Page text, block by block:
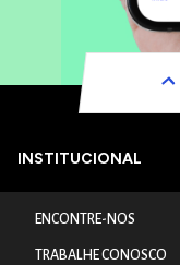
INSTITUCIONAL
ENCONTRE-NOS
TRABALHE CONOSCO